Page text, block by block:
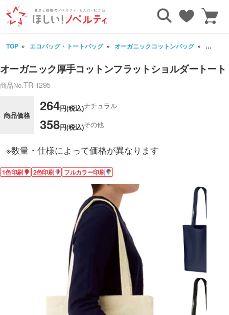
TOP エコバッグ・トートバッグ オーガニックコットンバッグ オーガ
オーガニック厚手コットンフラットショルダートート
商品No.TR-1295
商品価格
264円(税込)ナチュラル
358円(税込)その他
※数量・仕様によって価格が異なります
1色印刷 2色印刷 フルカラー印刷